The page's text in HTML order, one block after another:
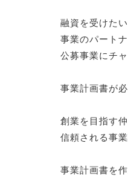
融資を受けた
事業のパート
公募事業にチ
事業計画書が
創業を目指す
信頼される事
事業計画書を